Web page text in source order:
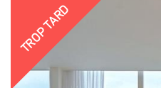
TROP TARD